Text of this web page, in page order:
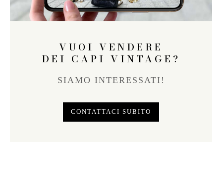
VUOI VENDERE
DEI CAPI VINTAGE?
SIAMO INTERESSATI!
CONTATTACI SUBITO